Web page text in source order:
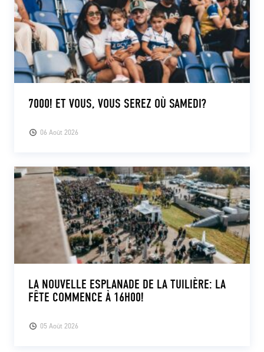
CONTACT
ACTUALITÉS
LS E-SHOP
PRESSE ET MEDIAS
06 Août 2026
7000! ET VOUS, VOUS SEREZ OÙ SAMEDI?
05 Août 2026
LA NOUVELLE ESPLANADE DE LA TUILIÈRE: LA
FÊTE COMMENCE À 16H00!